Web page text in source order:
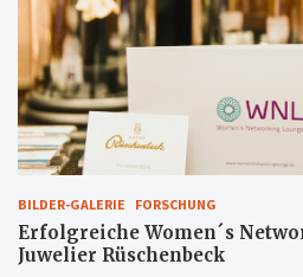
BILDER-GALERIE FORSCHUNG
Erfolgreiche Women´s
Juwelier Rüschenbeck